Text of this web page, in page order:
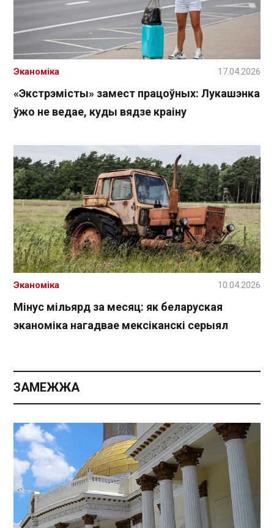
«Экстрэмісты» замест працоўных: Лукашэнка
ўжо не ведае, куды вядзе краіну
Эканоміка 17.04.2026
Мінус мільярд за месяц: як беларуская
эканоміка нагадвае мексіканскі серыял
Эканоміка 10.04.2026
ЗАМЕЖЖА